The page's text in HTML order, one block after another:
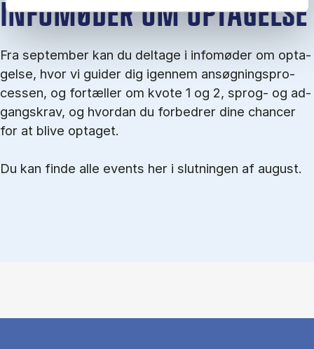
IN­FO­MØ­DER OM OP­TA­GEL­SE
Fra september kan du del­tage i in­fo­mø­der om op­ta­
gel­se, hvor vi gu­i­der dig igen­nem an­søg­nings­pro­
ces­sen, og for­tæl­ler om kvo­te 1 og 2, sprog- og ad­
gangs­krav, og hvordan du forbedrer dine chancer
for at blive optaget.
Du kan finde alle events her i slutningen af august.